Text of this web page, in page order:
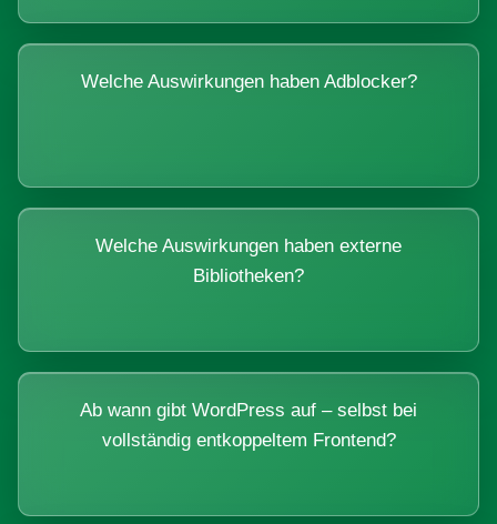
Welche Auswirkungen haben Adblocker?
Welche Auswirkungen haben externe
Bibliotheken?
Ab wann gibt WordPress auf – selbst bei
vollständig entkoppeltem Frontend?